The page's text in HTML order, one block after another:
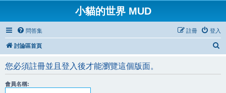
小貓的世界 MUD
問答集 登入
註冊
討論區首頁
您必須註冊並且登入後才能瀏覽這個版面。
會員名稱: